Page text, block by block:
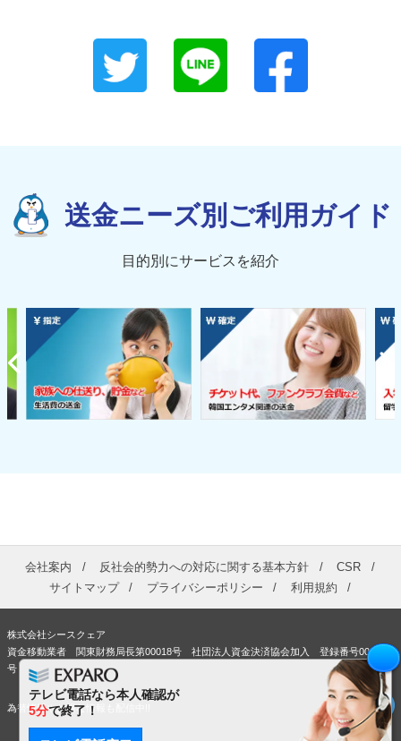
送金ニーズ別ご利用ガイド
目的別にサービスを紹介
テレビ電話なら本人確認が
5分で終了！
会社案内 反社会的勢力への対応に関する基本方針
CSR
サイトマップ
プライバシーポリシー 利用規約
株式会社シースクェア
資金移動業者 関東財務局長第00018号 社団法人資金決済協会加入 登録番号00363
号
為替情報やお得な情報も配信中!!